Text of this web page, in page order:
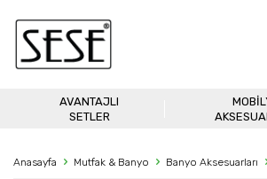
AVANTAJLI
SETLER
Anasayfa Mutfak & Banyo Banyo Aksesuarları